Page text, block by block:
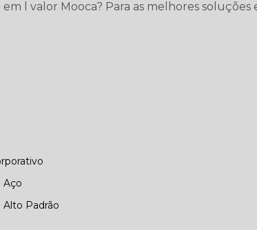
l valor Mooca? Para as melhores soluções
Aço
Alto Padrão